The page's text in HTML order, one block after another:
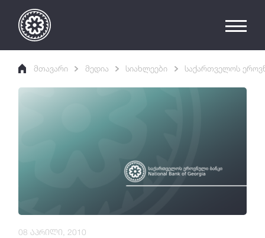
მთავარი მედია სიახლეები საქართველოს
08 აპრილი, 2010